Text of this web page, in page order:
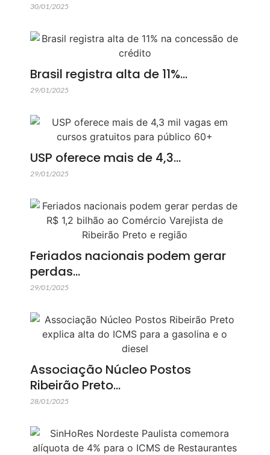
30/01/2025
Brasil registra alta de 11%…
29/01/2025
USP oferece mais de 4,3…
29/01/2025
Feriados nacionais podem gerar
perdas…
29/01/2025
Associação Núcleo Postos
Ribeirão Preto…
28/01/2025